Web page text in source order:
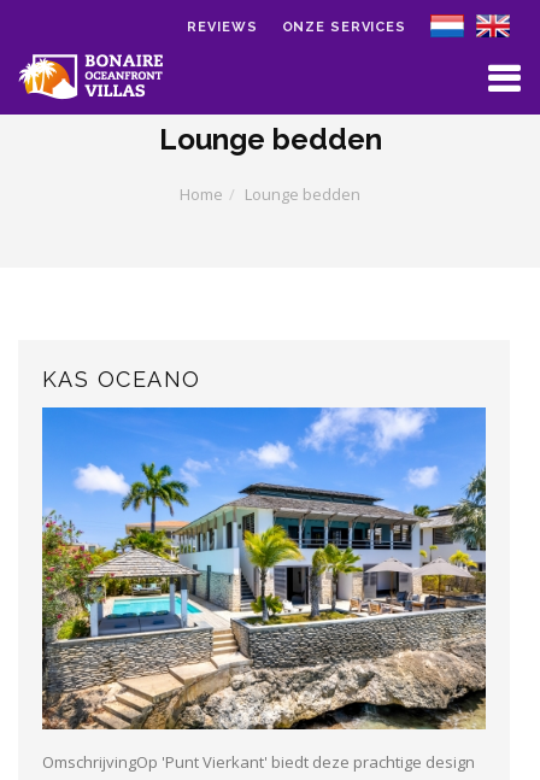
Skip to main content
ONZE SERVICES
REVIEWS
Lounge bedden
Home Lounge bedden
KAS OCEANO
OmschrijvingOp 'Punt Vierkant' biedt deze prachtige design